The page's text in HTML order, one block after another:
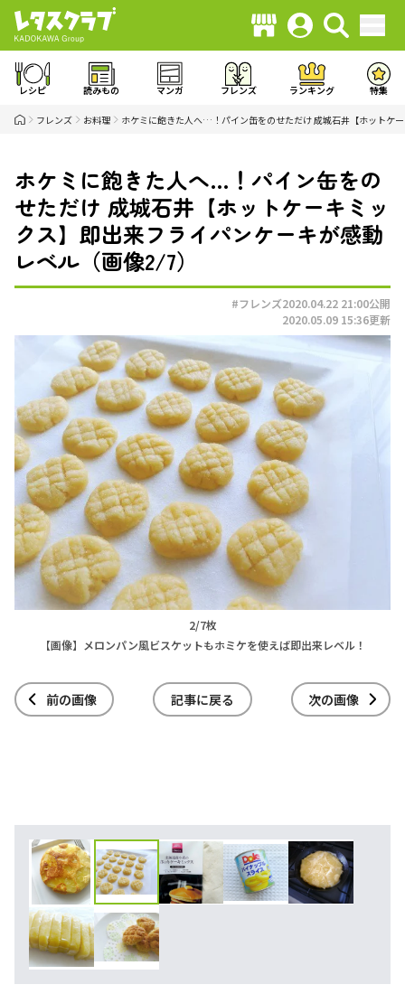
レシピ 読みもの マンガ フレンズ ランキング 特集
フレンズ お料理 ホケミに飽きた人へ…！パイン缶をのせただけ 成城石井【ホットケ
ホケミに飽きた人へ…！パイン缶をの
せただけ 成城石井【ホットケーキミッ
クス】即出来フライパンケーキが感動
レベル（画像2/7）
#フレンズ2020.04.22 21:00公開
2020.05.09 15:36更新
2/7枚
【画像】メロンパン風ビスケットもホミケを使えば即出来レベル！
前の画像 記事に戻る 次の画像